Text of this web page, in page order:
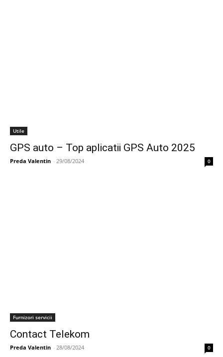
Utile
GPS auto – Top aplicatii GPS Auto 2025
Preda Valentin - 29/08/2024 0
Furnizori servicii
Contact Telekom
Preda Valentin - 28/08/2024 0